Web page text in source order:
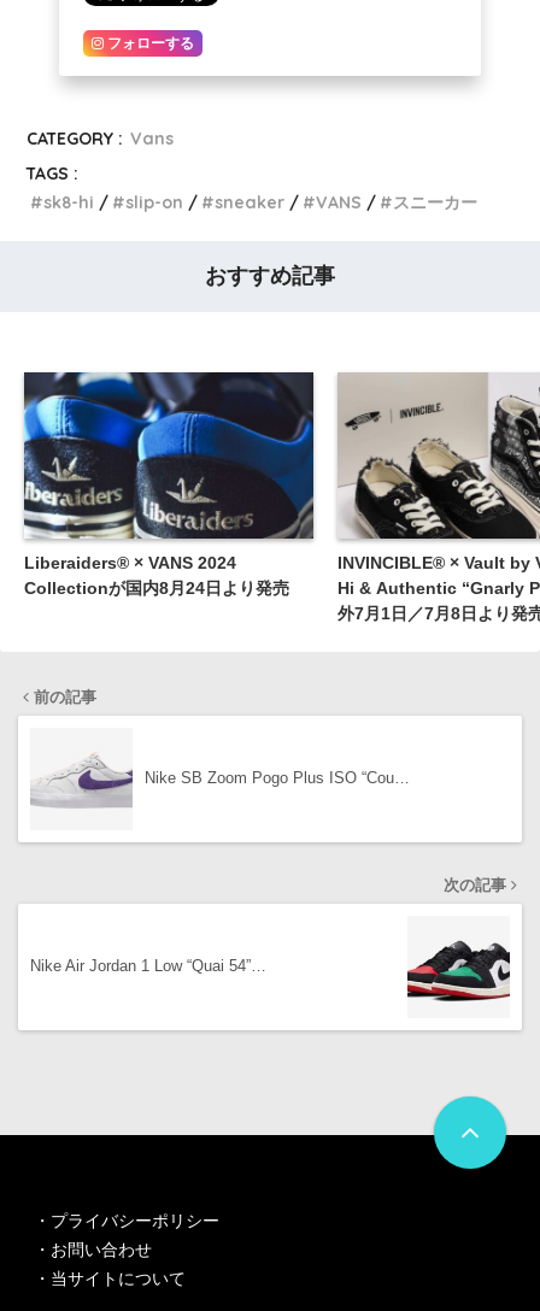
フォローする
CATEGORY : Vans
TAGS :
sk8-hi
slip-on sneaker VANS スニーカー
おすすめ記事
Liberaiders® × VANS 2024
Collectionが国内8月24日より発売
INVINCIBLE® × Vault by
Hi & Authentic “Gnarly
外7月1日／7月8日より発
前の記事
Nike SB Zoom Pogo Plus ISO “Cou…
次の記事
Nike Air Jordan 1 Low “Quai 54”…
・ プライバシーポリシー
・ お問い合わせ
・ 当サイトについて